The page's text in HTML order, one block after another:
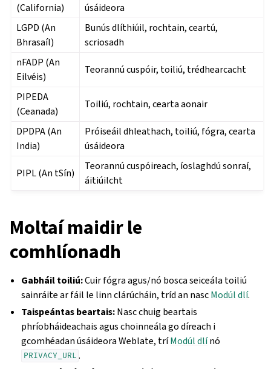
(California)
úsáideora
LGPD (An
Bhrasaíl)
Bunús dlíthiúil, rochtain, ceartú,
scriosadh
nFADP (An
Eilvéis)
Teorannú cuspóir, toiliú, trédhearcacht
PIPEDA
(Ceanada)
Toiliú, rochtain, cearta aonair
DPDPA (An
India)
Próiseáil dhleathach, toiliú, fógra, cearta
úsáideora
PIPL (An tSín)
Teorannú cuspóireach, íoslaghdú sonraí,
áitiúilcht
Moltaí maidir le
comhlíonadh
Gabháil toiliú:Cuir fógra agus/nó bosca seiceála toiliú
sainráite ar fáil le linn clárúcháin, tríd an nascModúl dlí.
Taispeántas beartais:Nasc chuig beartais
phríobháideachais agus choinneála go díreach i
gcomhéadan úsáideora Weblate, tríModúl dlínó
PRIVACY_URL .